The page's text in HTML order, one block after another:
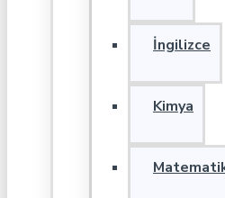
İngilizce
Kimya